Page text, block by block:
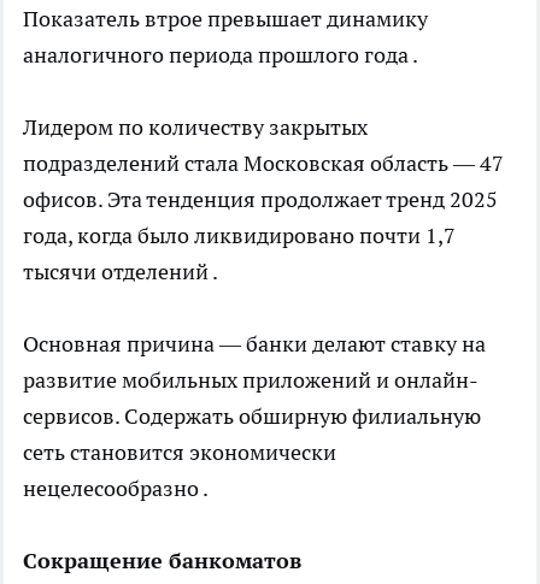
Показатель втрое превышает динамику
аналогичного периода прошлого года .
Лидером по количеству закрытых
подразделений стала Московская область — 47
офисов. Эта тенденция продолжает тренд 2025
года, когда было ликвидировано почти 1,7
тысячи отделений .
Основная причина — банки делают ставку на
развитие мобильных приложений и онлайн-
сервисов. Содержать обширную филиальную
сеть становится экономически
нецелесообразно .
Сокращение банкоматов